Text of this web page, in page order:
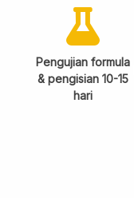
Pengujian formula
& pengisian 10-15
hari